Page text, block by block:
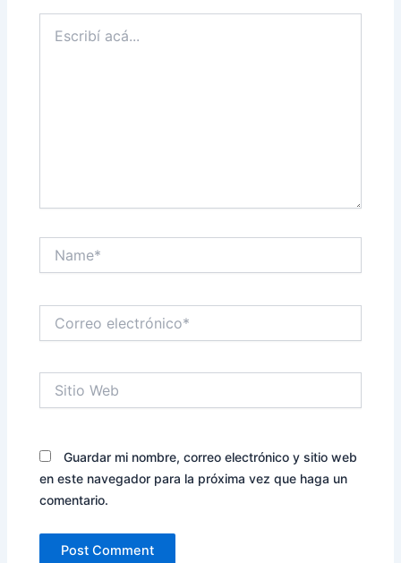
acá...
electrónico*
Web
Guardar mi nombre, correo electrónico y sitio web
en este navegador para la próxima vez que haga un
comentario.